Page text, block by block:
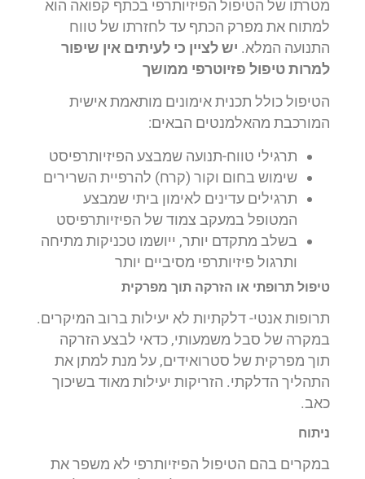
מטרתו של הטיפול הפיזיותרפי בכתף קפואה הוא
למתוח את מפרק הכתף עד לחזרתו של טווח
התנועה המלא. יש לציין כי לעיתים אין שיפור
למרות טיפול פזיוטרפי ממושך
הטיפול כולל תכנית אימונים מותאמת אישית
המורכבת מהאלמנטים הבאים:
תרגילי טווח-תנועה שמבצע הפיזיותרפיסט
שימוש בחום וקור (קרח) להרפיית השרירים
תרגילים עדינים לאימון ביתי שמבצע
המטופל במעקב צמוד של הפיזיותרפיסט
בשלב מתקדם יותר, ייושמו טכניקות מתיחה
ותרגול פיזיותרפי מסיביים יותר
טיפול תרופתי או הזרקה תוך מפרקית
תרופות אנטי- דלקתיות לא יעילות ברוב המיקרים.
במקרה של סבל משמעותי, כדאי לבצע הזרקה
תוך מפרקית של סטרואידים, על מנת למתן את
התהליך הדלקתי. הזריקות יעילות מאוד בשיכוך
כאב.
ניתוח
במקרים בהם הטיפול הפיזיותרפי לא משפר את